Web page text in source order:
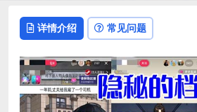
详情介绍 常见问题